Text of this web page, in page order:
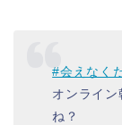
#会えなく
オンライン
ね？